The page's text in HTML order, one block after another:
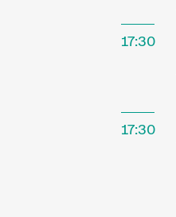
17:30
17:30